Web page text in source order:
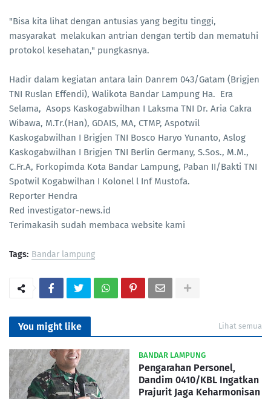
"Bisa kita lihat dengan antusias yang begitu tinggi,
masyarakat melakukan antrian dengan tertib dan mematuhi
protokol kesehatan," pungkasnya.
Hadir dalam kegiatan antara lain Danrem 043/Gatam (Brigjen
TNI Ruslan Effendi), Walikota Bandar Lampung Ha. Era
Selama, Asops Kaskogabwilhan I Laksma TNI Dr. Aria Cakra
Wibawa, M.Tr.(Han), GDAIS, MA, CTMP, Aspotwil
Kaskogabwilhan I Brigjen TNI Bosco Haryo Yunanto, Aslog
Kaskogabwilhan I Brigjen TNI Berlin Germany, S.Sos., M.M.,
C.Fr.A, Forkopimda Kota Bandar Lampung, Paban II/Bakti TNI
Spotwil Kogabwilhan I Kolonel l Inf Mustofa.
Reporter Hendra
Red investigator-news.id
Terimakasih sudah membaca website kami
Tags: Bandar lampung
You might like Lihat semua
BANDAR LAMPUNG
Pengarahan Personel,
Dandim 0410/KBL Ingatkan
Prajurit Jaga Keharmonisan